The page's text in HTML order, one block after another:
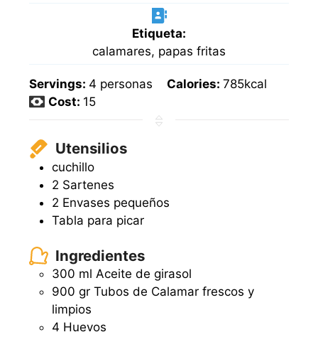
Etiqueta:
calamares, papas fritas
Servings: 4 personas Calories:785kcal
Cost: 15
Utensilios
cuchillo
2 Sartenes
2 Envases pequeños
Tabla para picar
Ingredientes
300 ml Aceite de girasol
900 gr Tubos de Calamar frescos y
limpios
4 Huevos